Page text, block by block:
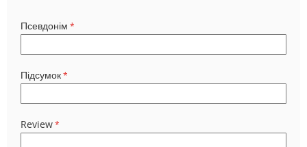
Псевдонім
Підсумок
Review